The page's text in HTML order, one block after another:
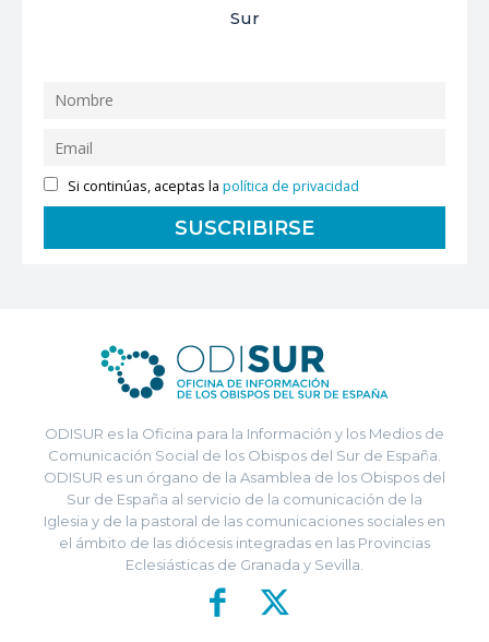
Sur
Si continúas, aceptas lapolítica de privacidad
ODISUR es la Oficina para la Información y los Medios de
Comunicación Social de los Obispos del Sur de España.
ODISUR es un órgano de la Asamblea de los Obispos del
Sur de España al servicio de la comunicación de la
Iglesia y de la pastoral de las comunicaciones sociales en
el ámbito de las diócesis integradas en las Provincias
Eclesiásticas de Granada y Sevilla.